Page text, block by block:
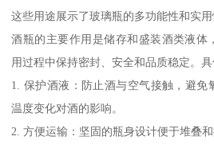
这些用途展示了玻璃瓶的多功能性和实用
酒瓶的主要作用是储存和盛装酒类液体
用过程中保持密封、安全和品质稳定。具
1. 保护酒液：防止酒与空气接触，避免
温度变化对酒的影响。
2. 方便运输：坚固的瓶身设计便于堆叠